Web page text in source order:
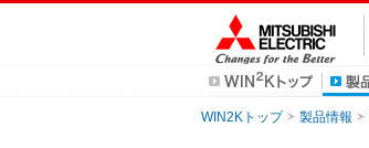
WIN2Kトップ 製品情報